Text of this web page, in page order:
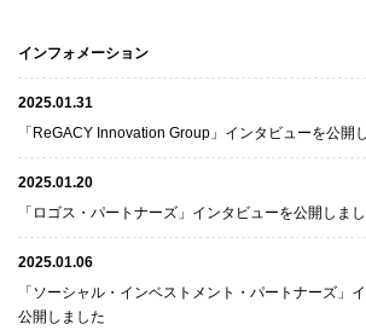
インフォメーション
2025.01.31
「ReGACY Innovation Group」インタビューを公開
2025.01.20
「ロゴス・パートナーズ」インタビューを公開しま
2025.01.06
「ソーシャル・インベストメント・パートナーズ」
公開しました